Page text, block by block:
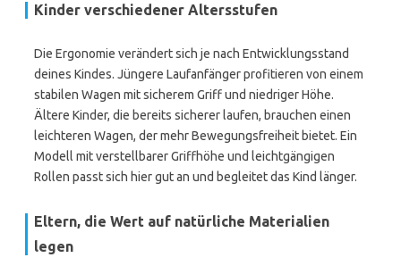
Kinder verschiedener Altersstufen
Die Ergonomie verändert sich je nach Entwicklungsstand
deines Kindes. Jüngere Laufanfänger profitieren von einem
stabilen Wagen mit sicherem Griff und niedriger Höhe.
Ältere Kinder, die bereits sicherer laufen, brauchen einen
leichteren Wagen, der mehr Bewegungsfreiheit bietet. Ein
Modell mit verstellbarer Griffhöhe und leichtgängigen
Rollen passt sich hier gut an und begleitet das Kind länger.
Eltern, die Wert auf natürliche Materialien
legen